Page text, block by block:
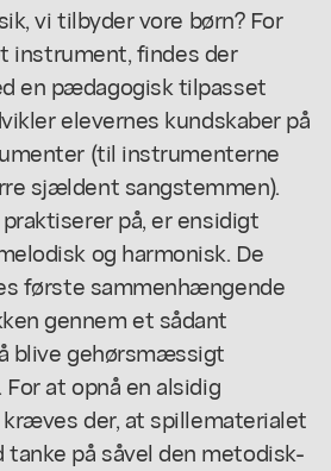
vi tilbyder vore børn? For
instrument, findes der
en pædagogisk tilpasset
elevernes kundskaber på
(til instrumenterne
sjældent sangstemmen).
på, er ensidigt
og harmonisk. De
første sammenhængende
gennem et sådant
blive gehørsmæssigt
at opnå en alsidig
der, at spillematerialet
på såvel den metodisk-